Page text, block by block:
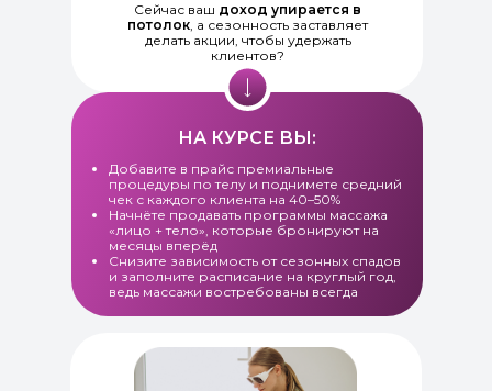
Добавите в прайс премиальные
процедуры по телу и поднимете средний
чек с каждого клиента на 40–50%
Начнёте продавать программы массажа
«лицо + тело», которые бронируют на
месяцы вперёд
Снизите зависимость от сезонных спадов
и заполните расписание на круглый год,
ведь массажи востребованы всегда
Сейчас ваш доход упирается в
потолок, а сезонность заставляет
делать акции, чтобы удержать
клиентов?
НА КУРСЕ ВЫ: